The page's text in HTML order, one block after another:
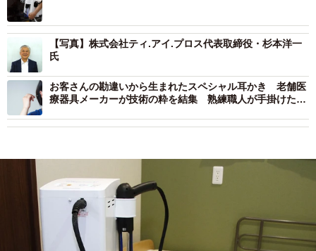
【写真】株式会社ティ.アイ.プロス代表取締役・杉本洋一
氏
お客さんの勘違いから生まれたスペシャル耳かき 老舗医
療器具メーカーが技術の粋を結集 熟練職人が手掛けた